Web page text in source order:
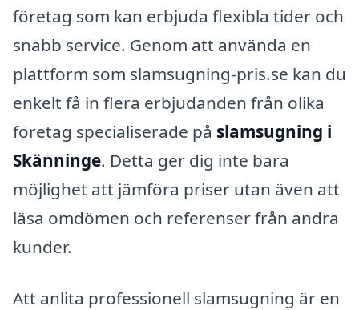
företag som kan erbjuda flexibla tider och
snabb service. Genom att använda en
plattform som slamsugning-pris.se kan du
enkelt få in flera erbjudanden från olika
företag specialiserade på slamsugning i
Skänninge. Detta ger dig inte bara
möjlighet att jämföra priser utan även att
läsa omdömen och referenser från andra
kunder.
Att anlita professionell slamsugning är en